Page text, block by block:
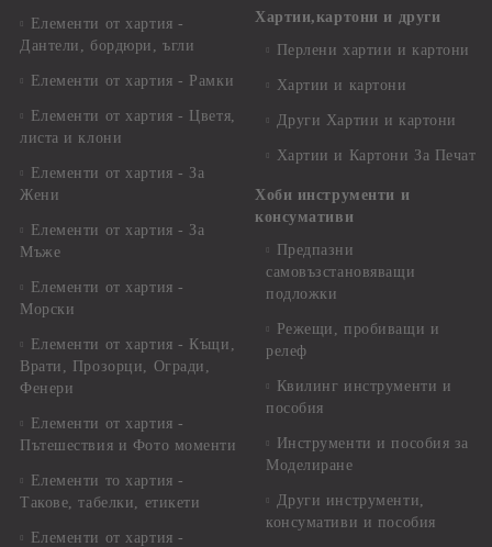
Елементи от хартия -
Дантели, бордюри, ъгли
Елементи от хартия - Рамки
Елементи от хартия - Цветя,
листа и клони
Елементи от хартия - За
Жени
Елементи от хартия - За
Мъже
Елементи от хартия -
Морски
Елементи от хартия - Къщи,
Врати, Прозорци, Огради,
Фенери
Елементи от хартия -
Пътешествия и Фото моменти
Елементи то хартия -
Такове, табелки, етикети
Елементи от хартия -
Хартии,картони и други
Перлени хартии и картони
Хартии и картони
Други Хартии и картони
Хартии и Картони За Печат
Хоби инструменти и
консумативи
Предпазни
самовъзстановяващи
подложки
Режещи, пробиващи и
релеф
Квилинг инструменти и
пособия
Инструменти и пособия за
Моделиране
Други инструменти,
консумативи и пособия